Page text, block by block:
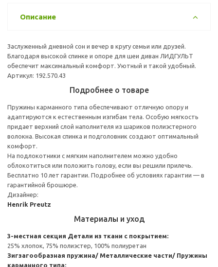
Описание
Заслуженный дневной сон и вечер в кругу семьи или друзей.
Благодаря высокой спинке и опоре для шеи диван ЛИДГУЛЬТ
обеспечит максимальный комфорт. Уютный и такой удобный.
Артикул: 192.570.43
Подробнее о товаре
Пружины карманного типа обеспечивают отличную опору и
адаптируются к естественным изгибам тела. Особую мягкость
придает верхний слой наполнителя из шариков полиэстерного
волокна. Высокая спинка и подголовник создают оптимальный
комфорт.
На подлокотники с мягким наполнителем можно удобно
облокотиться или положить голову, если вы решили прилечь.
Бесплатно 10 лет гарантии. Подробнее об условиях гарантии — в
гарантийной брошюре.
Дизайнер:
Henrik Preutz
Материалы и уход
3-местная секция Детали из ткани с покрытием:
25% хлопок, 75% полиэстер, 100% полиуретан
Зигзагообразная пружина/ Металлические части/ Пружины
карманного типа: